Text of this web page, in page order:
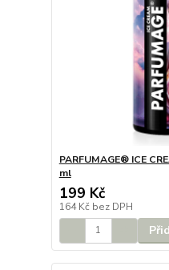
PARFUMAGE® ICE
ml
199 Kč
164 Kč bez DPH